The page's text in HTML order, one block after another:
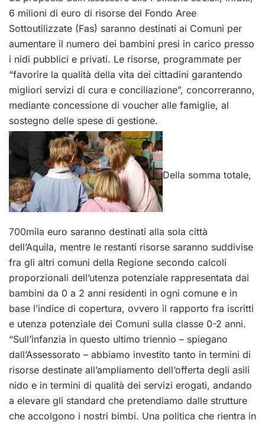
6 milioni di euro di risorse del Fondo Aree
Sottoutilizzate (Fas) saranno destinati ai Comuni per
aumentare il numero dei bambini presi in carico presso
i nidi pubblici e privati. Le risorse, programmate per
“favorire la qualità della vita dei cittadini garantendo
migliori servizi di cura e conciliazione”, concorreranno,
mediante concessione di voucher alle famiglie, al
sostegno delle spese di gestione.
Della somma totale,
700mila euro saranno destinati alla sola città
dell’Aquila, mentre le restanti risorse saranno suddivise
fra gli altri comuni della Regione secondo calcoli
proporzionali dell’utenza potenziale rappresentata dai
bambini da 0 a 2 anni residenti in ogni comune e in
base l’indice di copertura, ovvero il rapporto fra iscritti
e utenza potenziale dei Comuni sulla classe 0-2 anni.
“Sull’infanzia in questo ultimo triennio – spiegano
dall’Assessorato – abbiamo investito tanto in termini di
risorse destinate all’ampliamento dell’offerta degli asili
nido e in termini di qualità dei servizi erogati, andando
a elevare gli standard che pretendiamo dalle strutture
che accolgono i nostri bimbi. Una politica che rientra in